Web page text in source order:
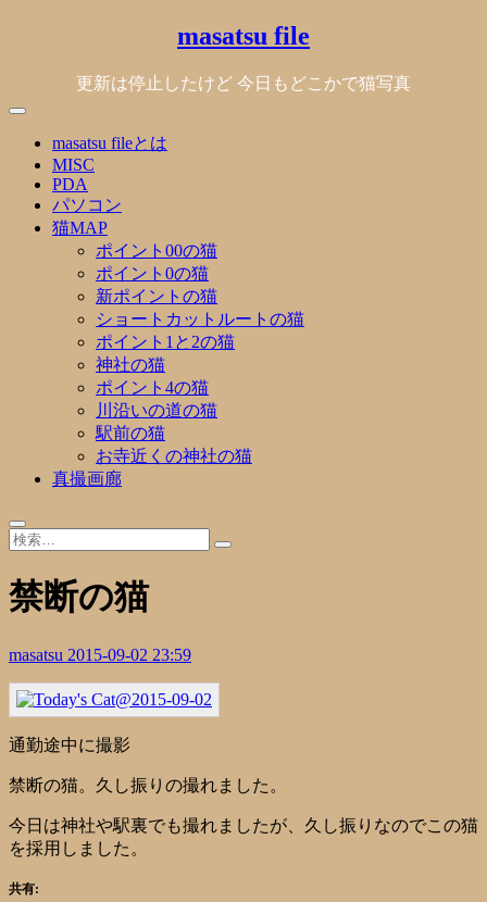
masatsu file
更新は停止したけど 今日もどこかで猫写真
masatsu fileとは
MISC
PDA
パソコン
猫MAP
ポイント00の猫
ポイント0の猫
新ポイントの猫
ショートカットルートの猫
ポイント1と2の猫
神社の猫
ポイント4の猫
川沿いの道の猫
駅前の猫
お寺近くの神社の猫
真撮画廊
禁断の猫
masatsu 2015-09-02 23:59
通勤途中に撮影
禁断の猫。久し振りの撮れました。
今日は神社や駅裏でも撮れましたが、久し振りなのでこの猫
を採用しました。
共有: